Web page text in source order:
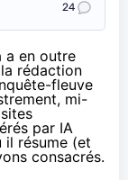
24
a en outre
rédaction
fleuve
mi-
par IA
il résume (et
consacrés.